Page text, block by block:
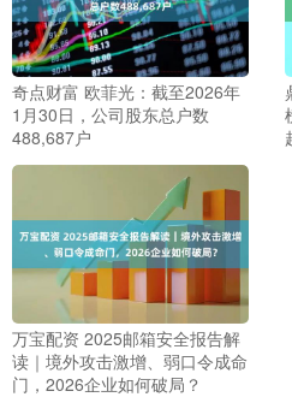
奇点财富 欧菲光：截至2026年
1月30日，公司股东总户数
488,687户
万宝配资 2025邮箱安全报告解
读｜境外攻击激增、弱口令成命
门，2026企业如何破局？